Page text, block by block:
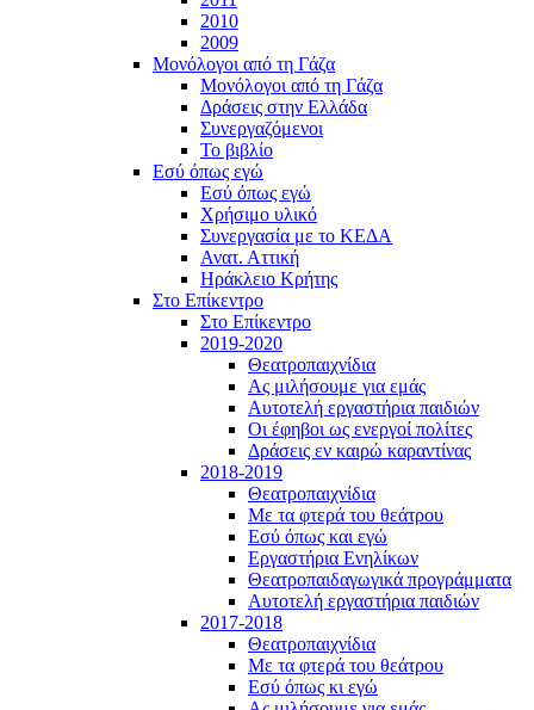
2010
2009
Μονόλογοι από τη Γάζα
Μονόλογοι από τη Γάζα
Δράσεις στην Ελλάδα
Συνεργαζόμενοι
To βιβλίο
Εσύ όπως εγώ
Εσύ όπως εγώ
Χρήσιμο υλικό
Συνεργασία με το ΚΕΔΑ
Ανατ. Αττική
Ηράκλειο Κρήτης
Στο Επίκεντρο
Στο Επίκεντρο
2019-2020
Θεατροπαιχνίδια
Ας μιλήσουμε για εμάς
Αυτοτελή εργαστήρια παιδιών
Οι έφηβοι ως ενεργοί πολίτες
Δράσεις εν καιρώ καραντίνας
2018-2019
Θεατροπαιχνίδια
Με τα φτερά του θεάτρου
Εσύ όπως και εγώ
Εργαστήρια Ενηλίκων
Θεατροπαιδαγωγικά προγράμματα
Αυτοτελή εργαστήρια παιδιών
2017-2018
Θεατροπαιχνίδια
Με τα φτερά του θεάτρου
Εσύ όπως κι εγώ